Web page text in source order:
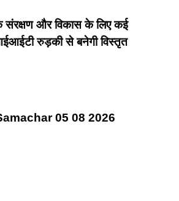
संरक्षण और विकास के लिए कई
रुड़की से बनेगी विस्तृत
05 08 2026